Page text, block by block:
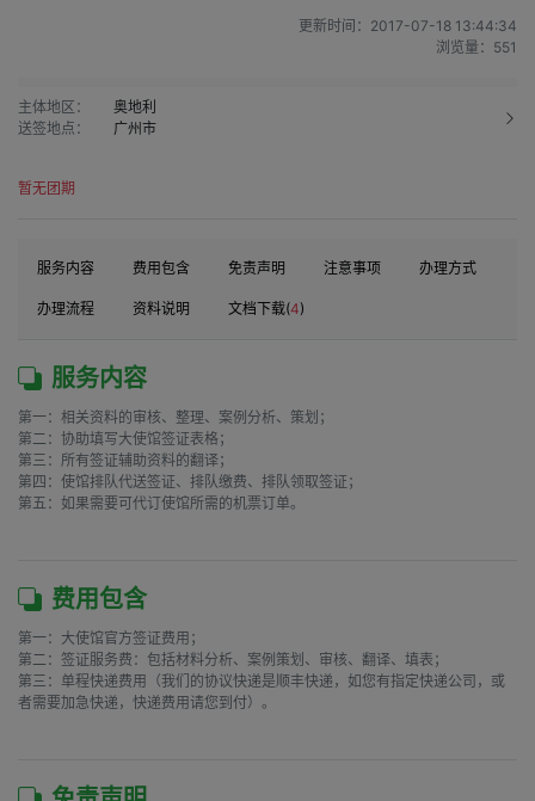
更新时间： 2017-07-18 13:44:34
浏览量： 551
主体地区：
奥地利
送签地点：
广州市
暂无团期
服务内容 费用包含 免责声明 注意事项 办理方式
办理流程 资料说明 文档下载(4)
服务内容
第一：相关资料的审核、整理、案例分析、策划；
第二：协助填写大使馆签证表格；
第三：所有签证辅助资料的翻译；
第四：使馆排队代送签证、排队缴费、排队领取签证；
第五：如果需要可代订使馆所需的机票订单。
费用包含
第一：大使馆官方签证费用；
第二：签证服务费：包括材料分析、案例策划、审核、翻译、填表；
第三：单程快递费用（我们的协议快递是顺丰快递，如您有指定快递公司，或
者需要加急快递，快递费用请您到付）。